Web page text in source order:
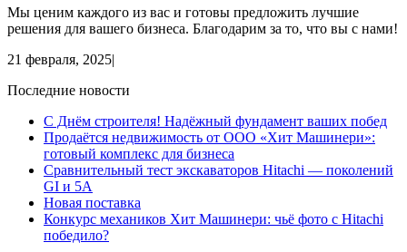
Мы ценим каждого из вас и готовы предложить лучшие
решения для вашего бизнеса. Благодарим за то, что вы с нами!
21 февраля, 2025|
Последние новости
С Днём строителя! Надёжный фундамент ваших побед
Продаётся недвижимость от ООО «Хит Машинери»:
готовый комплекс для бизнеса
Сравнительный тест экскаваторов Hitachi — поколений
GI и 5A
Новая поставка
Конкурс механиков Хит Машинери: чьё фото с Hitachi
победило?